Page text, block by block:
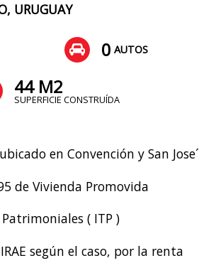
URUGUAY
0 AUTOS
44 M2
SUPERFICIE CONSTRUÍDA
en Convención y San Jose´
de Vivienda Promovida
( ITP )
según el caso, por la renta